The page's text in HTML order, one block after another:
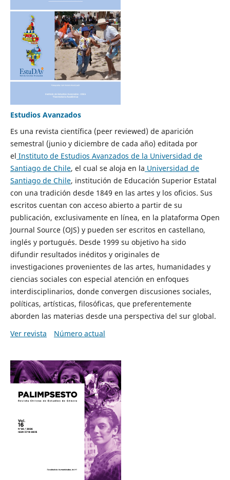
Estudios Avanzados
Es una revista científica (peer reviewed) de aparición
semestral (junio y diciembre de cada año) editada por
el Instituto de Estudios Avanzados de la Universidad de
Santiago de Chile, el cual se aloja en la Universidad de
Santiago de Chile, institución de Educación Superior Estatal
con una tradición desde 1849 en las artes y los oficios. Sus
escritos cuentan con acceso abierto a partir de su
publicación, exclusivamente en línea, en la plataforma Open
Journal Source (OJS) y pueden ser escritos en castellano,
inglés y portugués. Desde 1999 su objetivo ha sido
difundir resultados inéditos y originales de
investigaciones provenientes de las artes, humanidades y
ciencias sociales con especial atención en enfoques
interdisciplinarios, donde convergen discusiones sociales,
políticas, artísticas, filosóficas, que preferentemente
aborden las materias desde una perspectiva del sur global.
Ver revista
Número actual